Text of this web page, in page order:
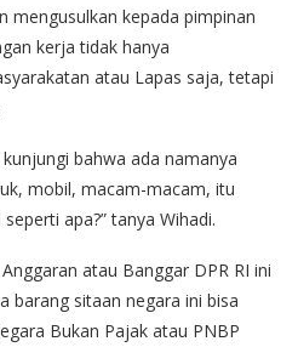
mengusulkan kepada pimpinan
kerja tidak hanya
atau Lapas saja, tetapi
bahwa ada namanya
mobil, macam-macam, itu
apa?” tanya Wihadi.
atau Banggar DPR RI ini
barang sitaan negara ini bisa
Bukan Pajak atau PNBP